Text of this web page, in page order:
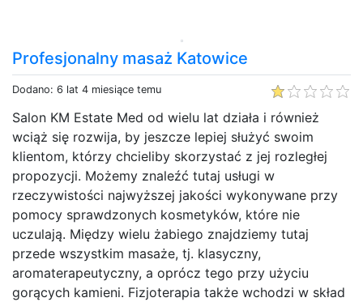
Profesjonalny masaż Katowice
Dodano: 6 lat 4 miesiące temu
Salon KM Estate Med od wielu lat działa i również
wciąż się rozwija, by jeszcze lepiej służyć swoim
klientom, którzy chcieliby skorzystać z jej rozległej
propozycji. Możemy znaleźć tutaj usługi w
rzeczywistości najwyższej jakości wykonywane przy
pomocy sprawdzonych kosmetyków, które nie
uczulają. Między wielu żabiego znajdziemy tutaj
przede wszystkim masaże, tj. klasyczny,
aromaterapeutyczny, a oprócz tego przy użyciu
gorących kamieni. Fizjoterapia także wchodzi w skład